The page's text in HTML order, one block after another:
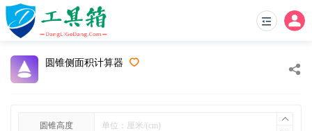
圆锥侧面积计算器
圆锥高度